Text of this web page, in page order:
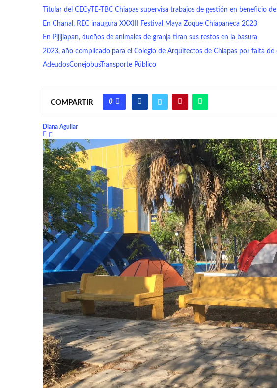
Titular del CECyTE-TBC Chiapas supervisa trabajos de gestión en beneficio
En Chanal, REC inaugura XXXIII Festival Maya Zoque Chiapaneca 2023
En Pijijiapan, dueños de animales de granja tiran sus restos en la basura
2023, año complicado para el Colegio de Arquitectos de Chiapas por falta de
AdeudosConejobusTransporte Público
COMPARTIR 0
Diana Aguilar